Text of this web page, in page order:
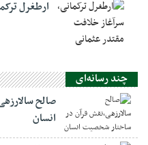
ارطغرل
چند رسانه‌ای
صالح
انسان